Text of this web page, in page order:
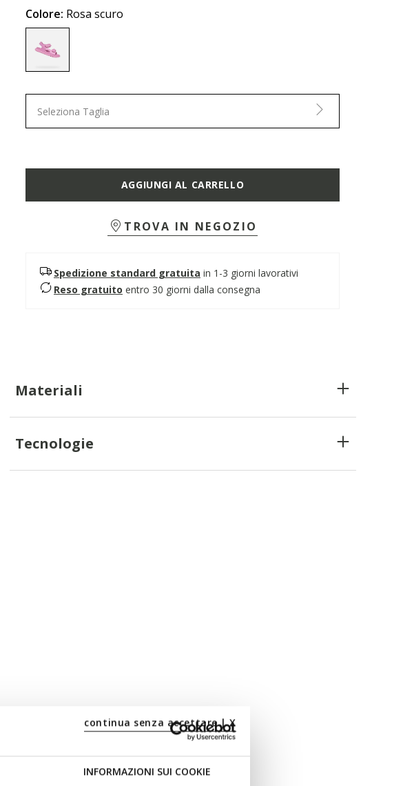
INFORMAZIONI SUI COOKIE
continua senza accettare | X
Colore: Rosa scuro
Seleziona Taglia
AGGIUNGI AL CARRELLO
TROVA IN NEGOZIO
Spedizione standard gratuita in 1-3 giorni lavorativi
Reso gratuito entro 30 giorni dalla consegna
Materiali
Tecnologie